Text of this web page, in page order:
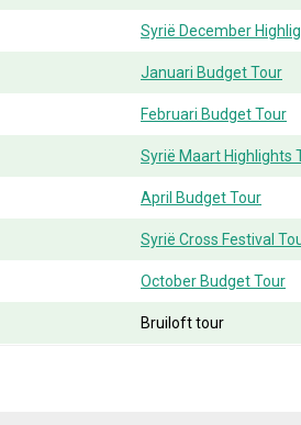
Syrië December
Januari Budget Tour
Februari Budget Tour
Syrië Maart Highlights
April Budget Tour
Syrië Cross Festival
October Budget Tour
Bruiloft tour